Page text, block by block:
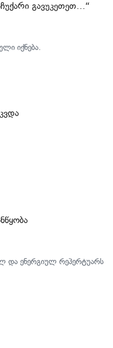
გავუკეთეთ…“
იქნება.
და ენერგიულ რეპერტუარს